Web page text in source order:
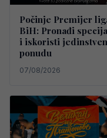
Počinje Premijer
BiH: Pronađi
i iskoristi
ponudu
07/08/2026